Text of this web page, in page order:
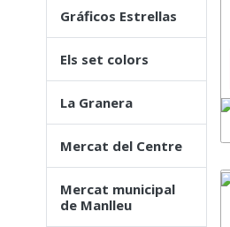
Gráficos Estrellas
Els set colors
La Granera
Mercat del Centre
Mercat municipal
de Manlleu